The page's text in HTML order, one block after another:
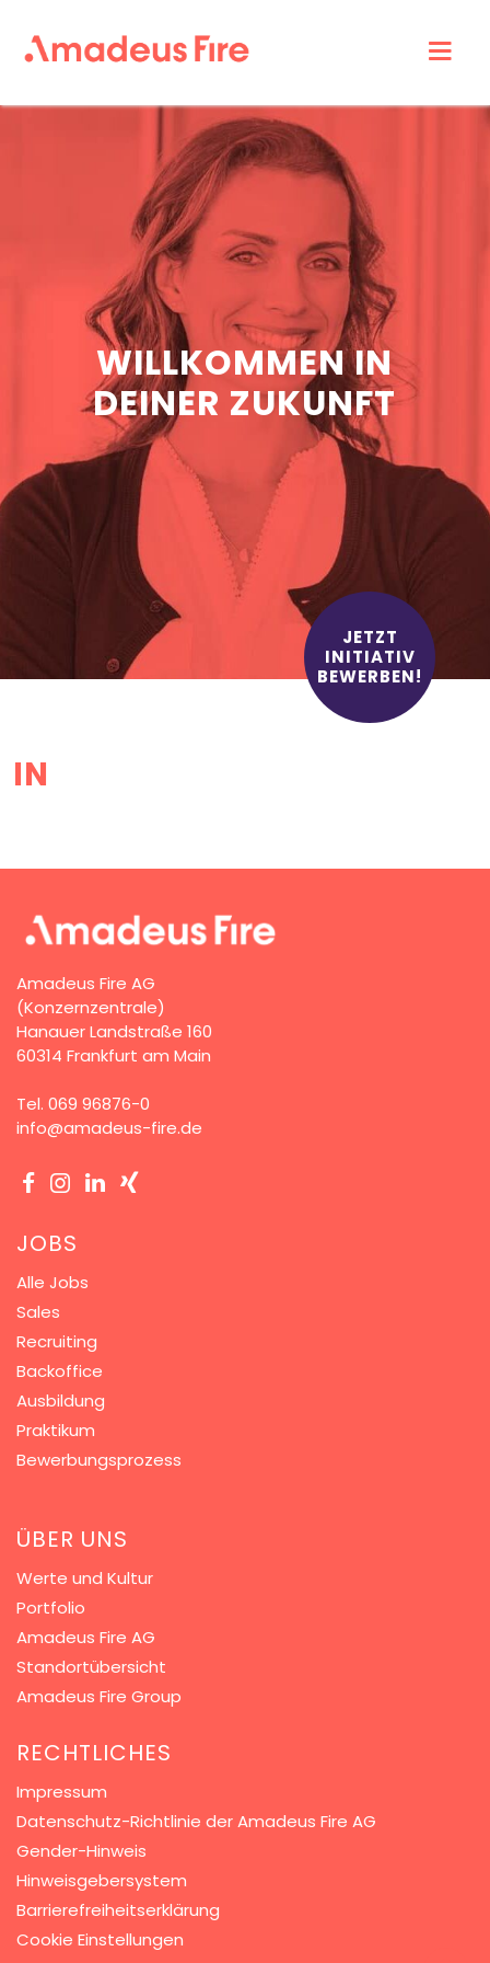
Karriere
WILLKOMMEN IN
DEINER ZUKUNFT
JETZT
INITIATIV
BEWERBEN!
IN
Amadeus Fire AG
(Konzernzentrale)
Hanauer Landstraße 160
60314 Frankfurt am Main
Tel. 069 96876-0
info@amadeus-fire.de
JOBS
Alle Jobs
Sales
Recruiting
Backoffice
Ausbildung
Praktikum
Bewerbungsprozess
ÜBER UNS
Werte und Kultur
Portfolio
Amadeus Fire AG
Standortübersicht
Amadeus Fire Group
RECHTLICHES
Impressum
Datenschutz-Richtlinie der Amadeus Fire AG
Gender-Hinweis
Hinweisgebersystem
Barrierefreiheitserklärung
Cookie Einstellungen